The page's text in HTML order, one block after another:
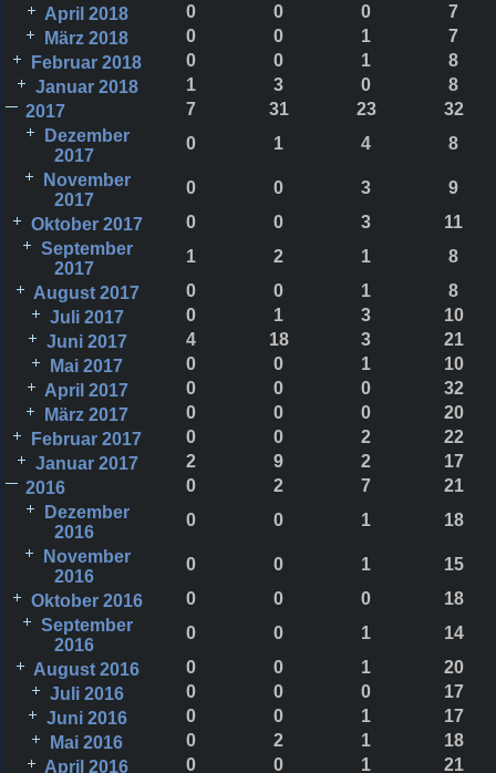
April 2018
0 0 0
7
März 2018
0 0 1
7
Februar 2018
0 0 1
8
Januar 2018
1 3 0
8
2017
7 31 23
32
Dezember
2017
0 1 4
8
November
2017
0 0 3
9
Oktober 2017
0 0 3
11
September
2017
1 2 1
8
August 2017
0 0 1
8
Juli 2017
0 1 3
10
Juni 2017
4 18 3
21
Mai 2017
0 0 1
10
April 2017
0 0 0
32
März 2017
0 0 0
20
Februar 2017
0 0 2
22
Januar 2017
2 9 2
17
2016
0 2 7
21
Dezember
2016
0 0 1
18
November
2016
0 0 1
15
Oktober 2016
0 0 0
18
September
2016
0 0 1
14
August 2016
0 0 1
20
Juli 2016
0 0 0
17
Juni 2016
0 0 1
17
Mai 2016
0 2 1
18
April 2016
0 0 1
21